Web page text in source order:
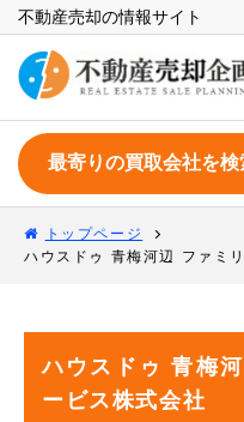
不動産売却の情報サイト
トップページ
ハウスドゥ 青梅河辺 ファミ
ハウスドゥ 青梅
ービス株式会社